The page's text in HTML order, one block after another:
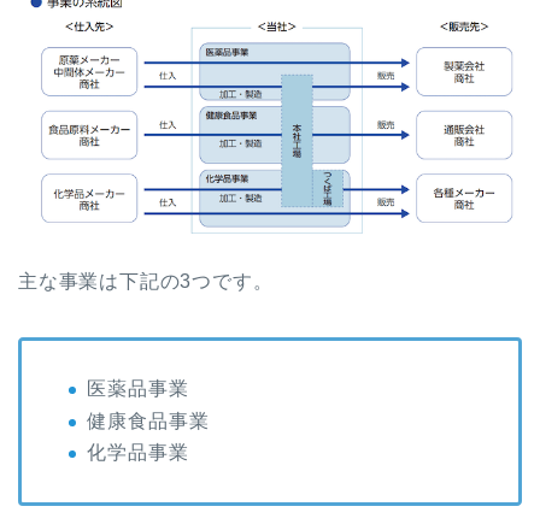
主な事業は下記の3つです。
医薬品事業
健康食品事業
化学品事業